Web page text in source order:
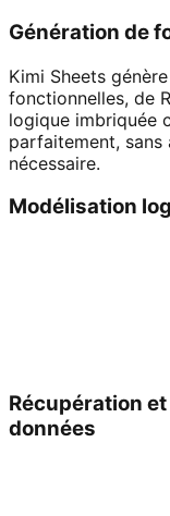
Génération de
Kimi Sheets
fonctionnelles, de
logique imbriquée
parfaitement, sans
nécessaire.
Modélisation
Récupération
données